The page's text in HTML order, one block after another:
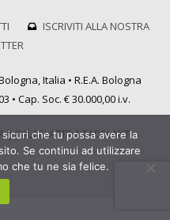
ISCRIVITI ALLA NOSTRA
Italia • R.E.A. Bologna
• Cap. Soc. € 30.000,00 i.v.
|CALCELATTE|TADELAKT
che tu possa avere la
Se continui ad utilizzare
che tu ne sia felice.